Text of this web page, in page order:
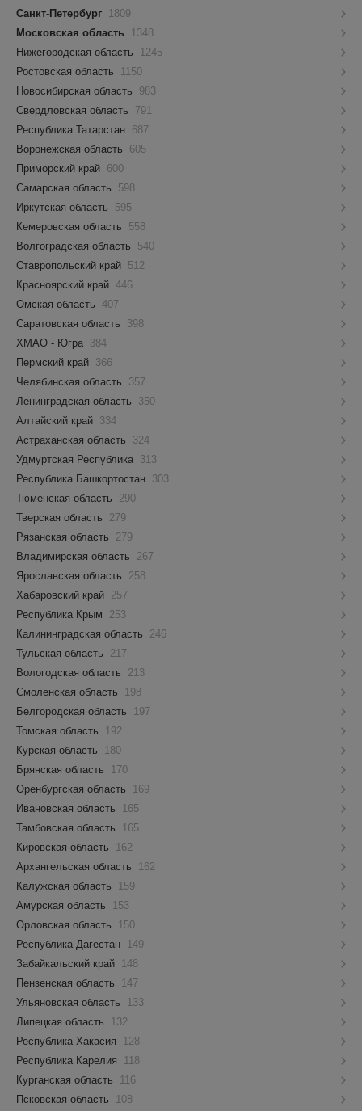
Санкт-Петербург 1809
Московская область 1348
Нижегородская область
1245
Ростовская область
1150
Новосибирская область
983
Свердловская область
791
Республика Татарстан 687
Воронежская область
605
Приморский край 600
Самарская область
598
Иркутская область
595
Кемеровская область
558
Волгоградская область
540
Ставропольский край 512
Красноярский край 446
Омская область 407
Саратовская область
398
ХМАО - Югра 384
Пермский край 366
Челябинская область
357
Ленинградская область
350
Алтайский край 334
Астраханская область
324
Удмуртская Республика 313
Республика Башкортостан 303
Тюменская область
290
Тверская область
279
Рязанская область
279
Владимирская область
267
Ярославская область
258
Хабаровский край 257
Республика Крым
253
Калининградская область
246
Тульская область
217
Вологодская область
213
Смоленская область
198
Белгородская область
197
Томская область
192
Курская область
180
Брянская область
170
Оренбургская область
169
Ивановская область
165
Тамбовская область
165
Кировская область
162
Архангельская область
162
Калужская область
159
Амурская область
153
Орловская область
150
Республика Дагестан 149
Забайкальский край 148
Пензенская область
147
Ульяновская область
133
Липецкая область
132
Республика Хакасия
128
Республика Карелия
118
Курганская область
116
Псковская область
108